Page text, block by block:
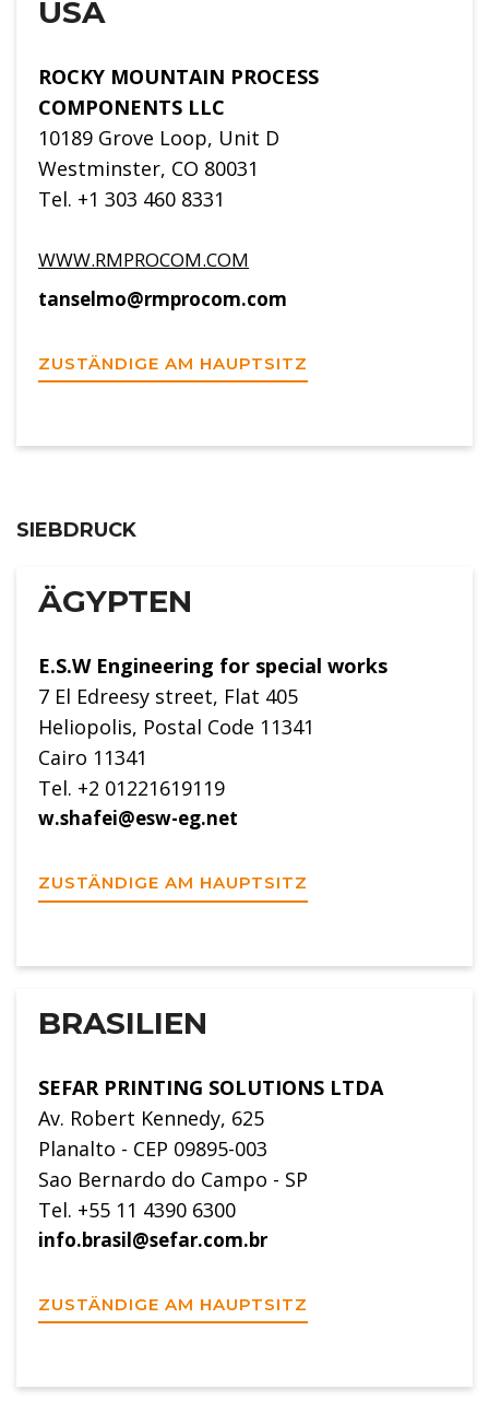
USA
ROCKY MOUNTAIN PROCESS
COMPONENTS LLC
10189 Grove Loop, Unit D
Westminster, CO 80031
Tel. +1 303 460 8331
WWW.RMPROCOM.COM
tanselmo@rmprocom.com
ZUSTÄNDIGE AM HAUPTSITZ
SIEBDRUCK
ÄGYPTEN
E.S.W Engineering for special works
7 El Edreesy street, Flat 405
Heliopolis, Postal Code 11341
Cairo 11341
Tel. +2 01221619119
w.shafei@esw-eg.net
ZUSTÄNDIGE AM HAUPTSITZ
BRASILIEN
SEFAR PRINTING SOLUTIONS LTDA
Av. Robert Kennedy, 625
Planalto - CEP 09895-003
Sao Bernardo do Campo - SP
Tel. +55 11 4390 6300
info.brasil@sefar.com.br
ZUSTÄNDIGE AM HAUPTSITZ